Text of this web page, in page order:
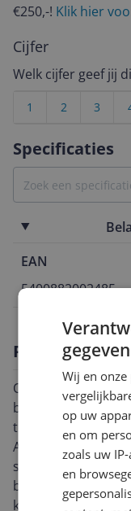
Specificaties
EAN
5400882002485
Onze
besparen in uw
toonbankruimte in
ACROPAQ kan de
stappen onder elk
bieden onze rails
kassalades met
€250,-! Klik hier
Cijfer
Welk cijfer geef jij
3
2
1
Wij en
op uw
en om
zoals uw
en